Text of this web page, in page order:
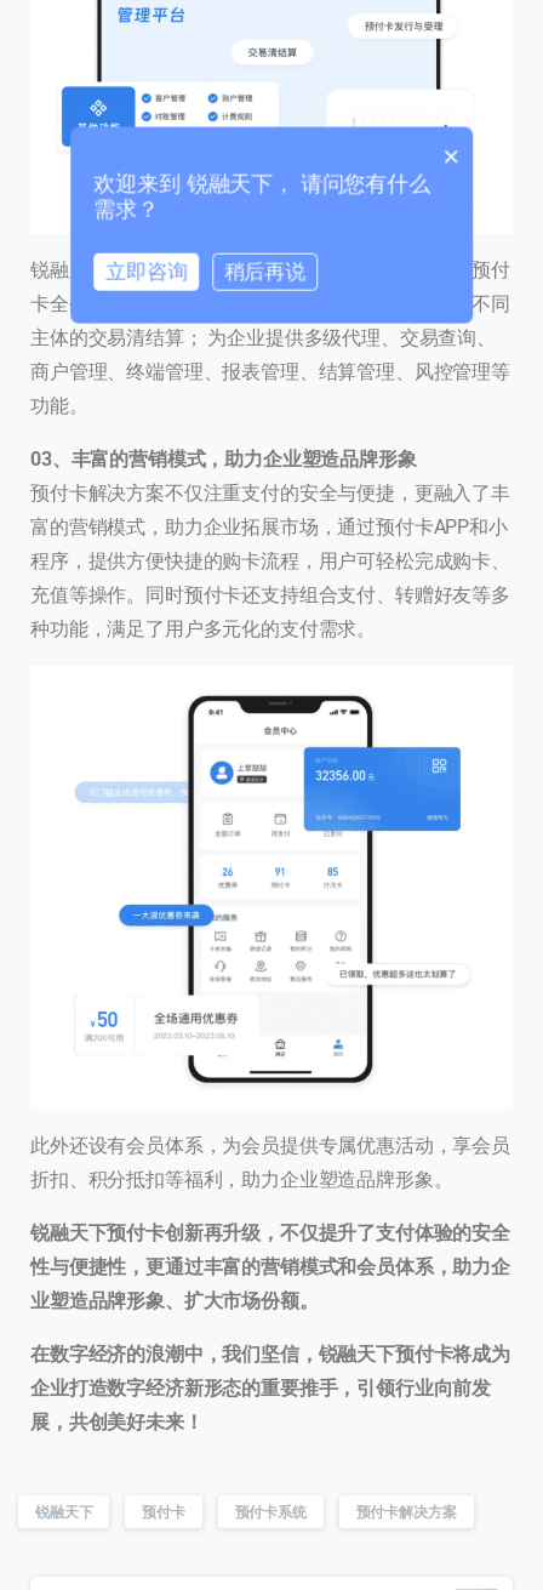
锐融天下预付卡系统配置完善的功能应用，助力高效预付
卡全生命周期管理，实现多机构之间卡的划拨，支持不同
主体的交易清结算； 为企业提供多级代理、交易查询、
商户管理、终端管理、报表管理、结算管理、风控管理等
功能。
03、 丰富的营销模式，助力企业塑造品牌形象
预付卡解决方案不仅注重支付的安全与便捷，更融入了丰
富的营销模式，助力企业拓展市场，通过预付卡APP和小
程序，提供方便快捷的购卡流程，用户可轻松完成购卡、
充值等操作。同时预付卡还支持组合支付、转赠好友等多
种功能，满足了用户多元化的支付需求。
此外还设有会员体系，为会员提供专属优惠活动，享会员
折扣、积分抵扣等福利，助力企业塑造品牌形象。
锐融天下预付卡创新再升级，不仅提升了支付体验的安全
性与便捷性，更通过丰富的营销模式和会员体系，助力企
业塑造品牌形象、扩大市场份额。
在数字经济的浪潮中，我们坚信，锐融天下预付卡将成为
企业打造数字经济新形态的重要推手，引领行业向前发
展，共创美好未来！
锐融天下 预付卡 预付卡系统 预付卡解决方案
China+86
0 / 180
首次进入页面
提交
我们通常的回复时间：30 分钟内
×
欢迎来到 锐融天下， 请问您有什么
需求？
立即咨询 稍后再说